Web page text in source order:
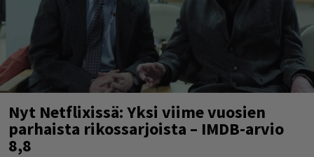
Nyt Netflixissä: Yksi viime vuosien
parhaista rikossarjoista – IMDB-arvio
8,8